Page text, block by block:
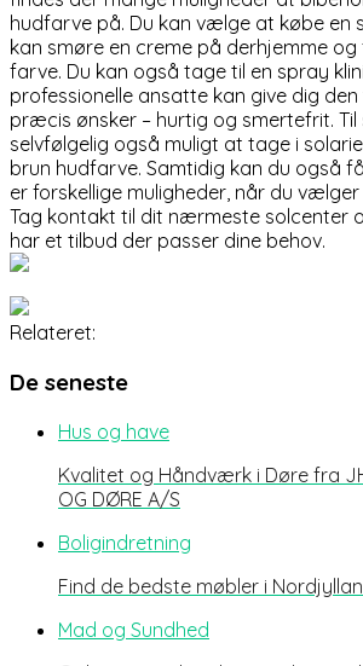
hudfarve på. Du kan vælge at købe en
kan smøre en creme på derhjemme og
farve. Du kan også tage til en spray
professionelle ansatte kan give dig
præcis ønsker – hurtig og smertefrit. Til
selvfølgelig også muligt at tage i
brun hudfarve. Samtidig kan du også
er forskellige muligheder, når du
Tag kontakt til dit nærmeste solcenter
har et tilbud der passer dine behov.
Relateret:
De seneste
Hus og have
Kvalitet og Håndværk i Døre fra
OG DØRE A/S
Boligindretning
Find de bedste møbler i
Mad og Sundhed